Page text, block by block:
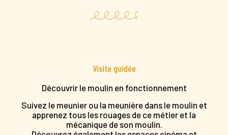
Visite guidée
Découvrir le moulin en fonctionnement
Suivez le meunier ou la meunière dans le moulin et
apprenez tous les rouages de ce métier et la
mécanique de son moulin.